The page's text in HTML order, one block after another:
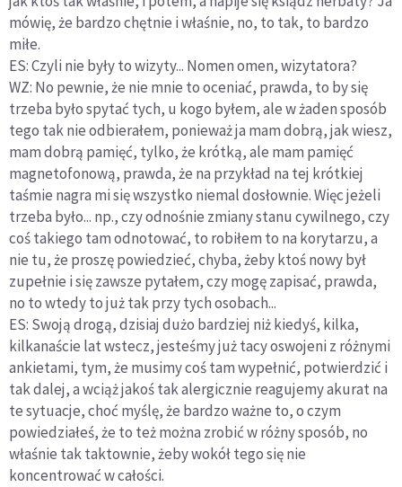
mówię, że bardzo chętnie i właśnie, no, to tak, to bardzo
miłe.
ES: Czyli nie były to wizyty... Nomen omen, wizytatora?
WZ: No pewnie, że nie mnie to oceniać, prawda, to by się
trzeba było spytać tych, u kogo byłem, ale w żaden sposób
tego tak nie odbierałem, ponieważ ja mam dobrą, jak wiesz,
mam dobrą pamięć, tylko, że krótką, ale mam pamięć
magnetofonową, prawda, że na przykład na tej krótkiej
taśmie nagra mi się wszystko niemal dosłownie. Więc jeżeli
trzeba było... np., czy odnośnie zmiany stanu cywilnego, czy
coś takiego tam odnotować, to robiłem to na korytarzu, a
nie tu, że proszę powiedzieć, chyba, żeby ktoś nowy był
zupełnie i się zawsze pytałem, czy mogę zapisać, prawda,
no to wtedy to już tak przy tych osobach...
ES: Swoją drogą, dzisiaj dużo bardziej niż kiedyś, kilka,
kilkanaście lat wstecz, jesteśmy już tacy oswojeni z różnymi
ankietami, tym, że musimy coś tam wypełnić, potwierdzić i
tak dalej, a wciąż jakoś tak alergicznie reagujemy akurat na
te sytuacje, choć myślę, że bardzo ważne to, o czym
powiedziałeś, że to też można zrobić w różny sposób, no
właśnie tak taktownie, żeby wokół tego się nie
koncentrować w całości.